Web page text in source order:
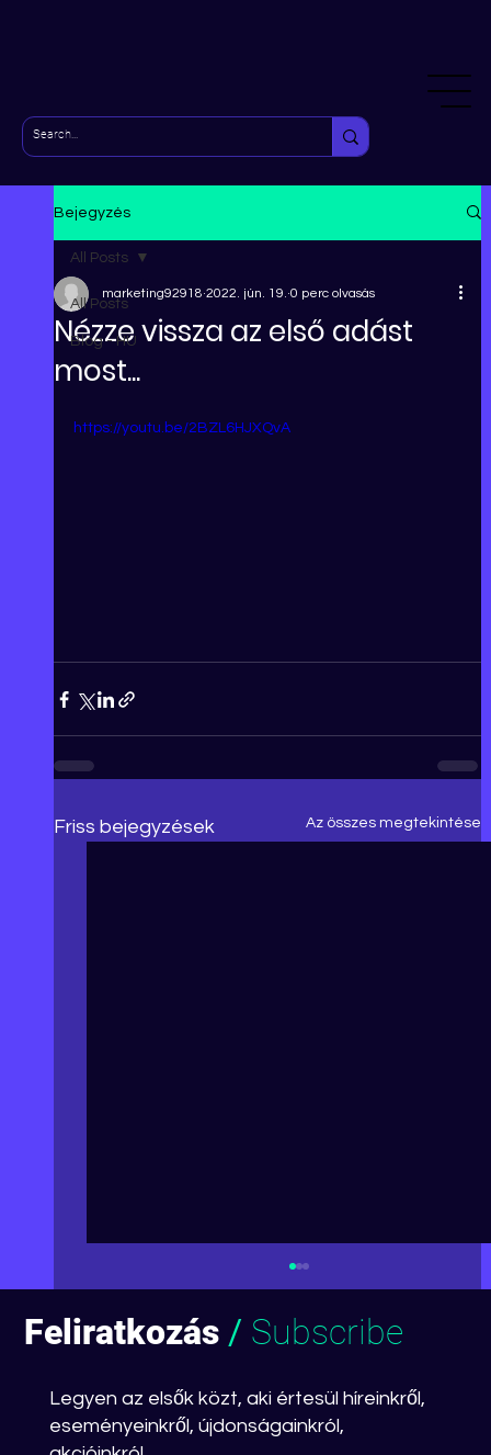
Bejegyzés
All Posts
Blog - HU
All Posts
Nézze vissza az első adást
most...
marketing92918 2022. jún. 19. 0 perc olvasás
https://youtu.be/2BZL6HJXQvA
Friss bejegyzések Az összes megtekintése
Feliratkozás / Subscribe
Legyen az elsők közt, aki értesül híreinkről,
eseményeinkről, újdonságainkról,